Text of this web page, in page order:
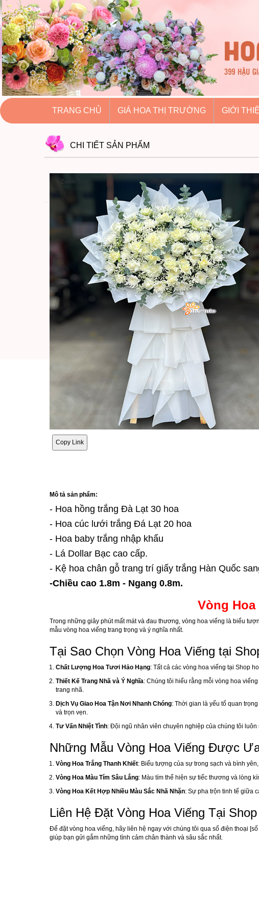
hoatuoihuythao.com
hoatuoihuythao.com
//hoatuoihuythao.com/
TRANG CHỦ GIÁ HOA THỊ TRƯỜNG GIỚI
CHI TIẾT SẢN PHẨM
Zoom
Copy Link
Mô tả sản phẩm:
- Hoa hồng trắng Đà Lạt 30 hoa
- Hoa cúc lưới trắng Đá Lạt 20 hoa
- Hoa baby trắng nhập khẩu
- Lá Dollar Bạc cao cấp.
- Kệ hoa chân gỗ trang trí giấy trắng Hàn Quốc
-Chiều cao 1.8m - Ngang 0.8m.
Vòng
Trong những giây phút mất mát và đau thương, vòng hoa viếng là biểu
mẫu vòng hoa viếng trang trọng và ý nghĩa nhất.
Tại Sao Chọn Vòng Hoa Viếng tại
Chất Lượng Hoa Tươi Hảo Hạng: Tất cả các vòng hoa viếng tại Shop
Thiết Kế Trang Nhã và Ý Nghĩa: Chúng tôi hiểu rằng mỗi vòng hoa
trang nhã.
Dịch Vụ Giao Hoa Tận Nơi Nhanh Chóng: Thời gian là yếu tố quan
và trọn vẹn.
Tư Vấn Nhiệt Tình: Đội ngũ nhân viên chuyên nghiệp của chúng tôi
Những Mẫu Vòng Hoa Viếng Được
Vòng Hoa Trắng Thanh Khiết: Biểu tượng của sự trong sạch và bình
Vòng Hoa Màu Tím Sâu Lắng: Màu tím thể hiện sự tiếc thương và lòng
Vòng Hoa Kết Hợp Nhiều Màu Sắc Nhã Nhặn: Sự pha trộn tinh tế giữa
Liên Hệ Đặt Vòng Hoa Viếng Tại
Để đặt vòng hoa viếng, hãy liên hệ ngay với chúng tôi qua số điện thoại
giúp bạn gửi gắm những tình cảm chân thành và sâu sắc nhất.